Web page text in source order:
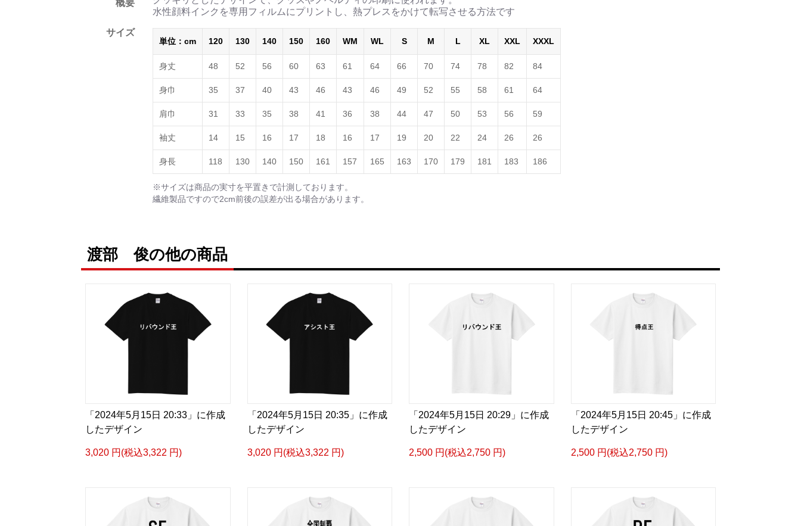
概要
水性顔料インクを専用フィルムにプリントし、熱プレスをかけて転写させる方法です
サイズ
単位：cm 120 130 140 150 160 WM WL S M L XL XXL XXXL
身丈 48 52 56 60 63 61 64 66 70 74 78 82 84
身巾 35 37 40 43 46 43 46 49 52 55 58 61 64
肩巾 31 33 35 38 41 36 38 44 47 50 53 56 59
袖丈 14 15 16 17 18 16 17 19 20 22 24 26 26
身長 118 130 140 150 161 157 165 163 170 179 181 183 186
※サイズは商品の実寸を平置きで計測しております。
繊維製品ですので2cm前後の誤差が出る場合があります。
渡部 俊の他の商品
「2024年5月15日 20:33」に作成
したデザイン
3,020 円(税込3,322 円)
「2024年5月15日 20:35」に作成
したデザイン
3,020 円(税込3,322 円)
「2024年5月15日 20:29」に作成
したデザイン
2,500 円(税込2,750 円)
「2024年5月15日 20:45」に作成
したデザイン
2,500 円(税込2,750 円)